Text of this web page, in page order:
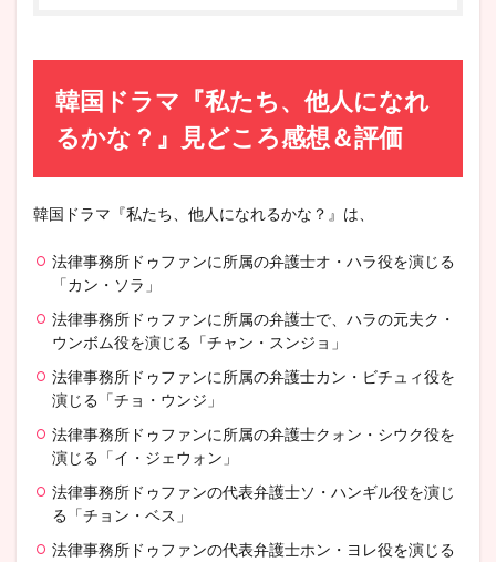
韓国ドラマ『私たち、他人になれ
るかな？』見どころ感想＆評価
韓国ドラマ『私たち、他人になれるかな？』は、
法律事務所ドゥファンに所属の弁護士オ・ハラ役を演じる
「カン・ソラ」
法律事務所ドゥファンに所属の弁護士で、ハラの元夫ク・
ウンボム役を演じる「チャン・スンジョ」
法律事務所ドゥファンに所属の弁護士カン・ビチュィ役を
演じる「チョ・ウンジ」
法律事務所ドゥファンに所属の弁護士クォン・シウク役を
演じる「イ・ジェウォン」
法律事務所ドゥファンの代表弁護士ソ・ハンギル役を演じ
る「チョン・ベス」
法律事務所ドゥファンの代表弁護士ホン・ヨレ役を演じる